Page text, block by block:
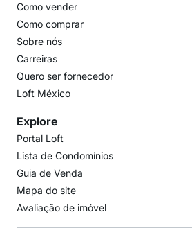
Como vender
Como comprar
Sobre nós
Carreiras
Quero ser fornecedor
Loft México
Explore
Portal Loft
Lista de Condomínios
Guia de Venda
Mapa do site
Avaliação de imóvel